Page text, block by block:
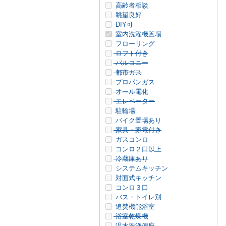
高齢者相談
眺望良好
DIY可
室内洗濯機置場
フローリング
ロフト付き
バルコニー
都市ガス
プロパンガス
オール電化
エレベーター
駐輪場
バイク置場あり
家具・家電付き
ガスコンロ
コンロ２口以上
冷蔵庫あり
システムキッチン
対面式キッチン
コンロ３口
バス・トイレ別
追焚機能浴室
浴室乾燥機